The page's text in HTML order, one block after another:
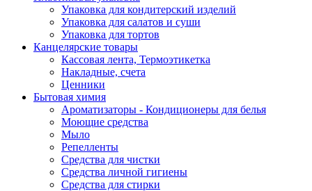
Упаковка для кондитерский изделий
Упаковка для салатов и суши
Упаковка для тортов
Канцелярские товары
Кассовая лента, Термоэтикетка
Накладные, счета
Ценники
Бытовая химия
Ароматизаторы - Кондиционеры для белья
Моющие средства
Мыло
Репелленты
Средства для чистки
Средства личной гигиены
Средства для стирки